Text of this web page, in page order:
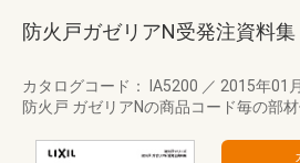
防火戸ガゼリアN受発注資料集
カタログコード： IA5200 ／ 2015年01月
防火戸 ガゼリアNの商品コード毎の部